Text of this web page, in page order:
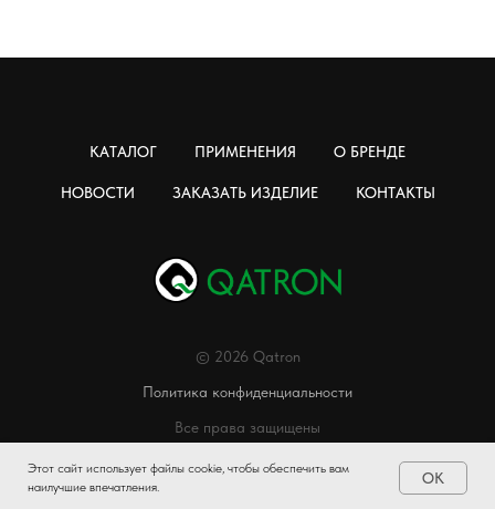
Этот сайт использует файлы cookie, чтобы обеспечить вам
наилучшие впечатления.
OK
КАТАЛОГ ПРИМЕНЕНИЯ О БРЕНДЕ
НОВОСТИ ЗАКАЗАТЬ ИЗДЕЛИЕ КОНТАКТЫ
© 2026 Qatron
Политика конфиденциальности
Все права защищены